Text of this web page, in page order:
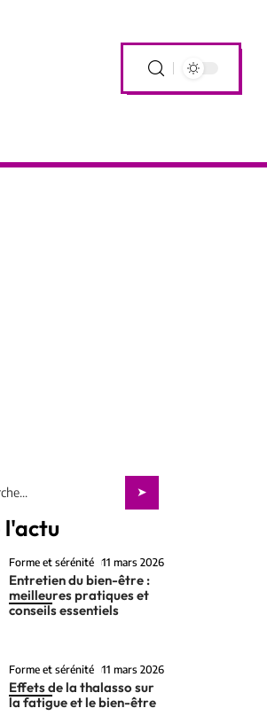
l'actu
Forme et sérénité 11 mars 2026
Entretien du bien-être :
meilleures pratiques et
conseils essentiels
Forme et sérénité 11 mars 2026
Effets de la thalasso sur
la fatigue et le bien-être